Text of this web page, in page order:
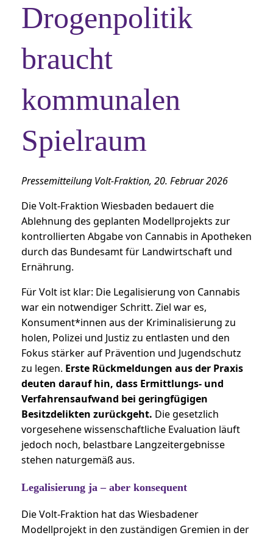
Drogenpolitik
braucht
kommunalen
Spielraum
Pressemitteilung Volt-Fraktion, 20. Februar 2026
Die Volt-Fraktion Wiesbaden bedauert die
Ablehnung des geplanten Modellprojekts zur
kontrollierten Abgabe von Cannabis in Apotheken
durch das Bundesamt für Landwirtschaft und
Ernährung.
Für Volt ist klar: Die Legalisierung von Cannabis
war ein notwendiger Schritt. Ziel war es,
Konsument*innen aus der Kriminalisierung zu
holen, Polizei und Justiz zu entlasten und den
Fokus stärker auf Prävention und Jugendschutz
zu legen. Erste Rückmeldungen aus der Praxis
deuten darauf hin, dass Ermittlungs- und
Verfahrensaufwand bei geringfügigen
Besitzdelikten zurückgeht. Die gesetzlich
vorgesehene wissenschaftliche Evaluation läuft
jedoch noch, belastbare Langzeitergebnisse
stehen naturgemäß aus.
Legalisierung ja – aber konsequent
Die Volt-Fraktion hat das Wiesbadener
Modellprojekt in den zuständigen Gremien in der